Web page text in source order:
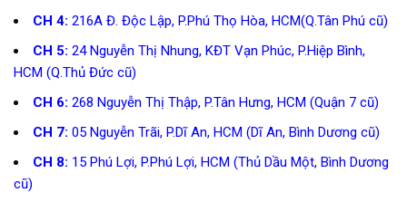
CH 4: 216A Đ. Độc Lập, P.Phú Thọ Hòa, HCM(Q.Tân Phú cũ)
CH 5: 24 Nguyễn Thị Nhung, KĐT Vạn Phúc, P.Hiệp Bình,
HCM (Q.Thủ Đức cũ)
CH 6: 268 Nguyễn Thị Thập, P.Tân Hưng, HCM (Quận 7 cũ)
CH 7: 05 Nguyễn Trãi, P.Dĩ An, HCM (Dĩ An, Bình Dương cũ)
CH 8: 15 Phú Lợi, P.Phú Lợi, HCM (Thủ Dầu Một, Bình Dương
cũ)